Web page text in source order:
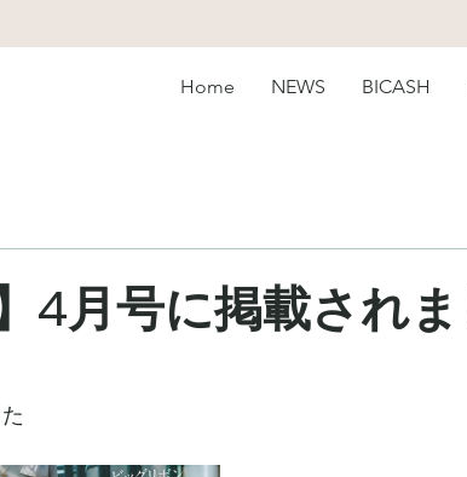
Home NEWS BICASH
4月号に掲載されま